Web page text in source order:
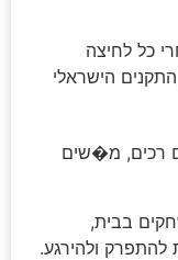
כל לחיצה
הישראלי
צעצועים רכים, מ�שים
בבית,
להתפרק ולהירגע.